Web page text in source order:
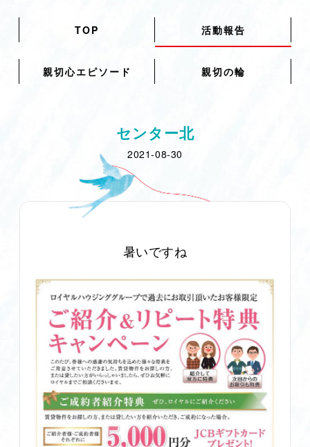
TOP 活動報告
親切心エピソード 親切の輪
センター北
2021-08-30
暑いですね